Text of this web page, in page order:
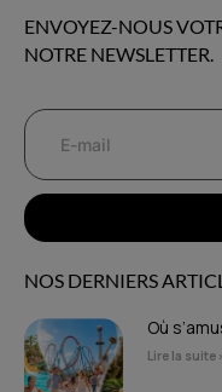
ENVOYEZ-NOUS
NOTRE NEWSLETTER.
NOS DERNIERS
Où
Lire la suite